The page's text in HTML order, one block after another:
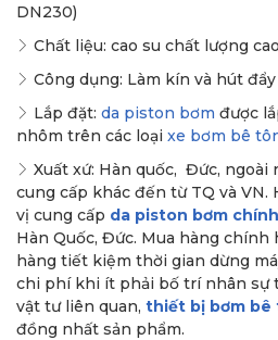
DN230)
Chất liệu: cao su chất lượng
Công dụng: Làm kín và hút
Lắp đặt: da piston bơm được
nhôm trên các loại xe bơm bê
Xuất xứ: Hàn quốc, Đức, ngoài
cung cấp khác đến từ TQ và VN.
vị cung cấp da piston bơm
Hàn Quốc, Đức. Mua hàng chính
hàng tiết kiệm thời gian dừng
chi phí khi ít phải bố trí nhân sự
vật tư liên quan, thiết bị bơm bê
đồng nhất sản phẩm.